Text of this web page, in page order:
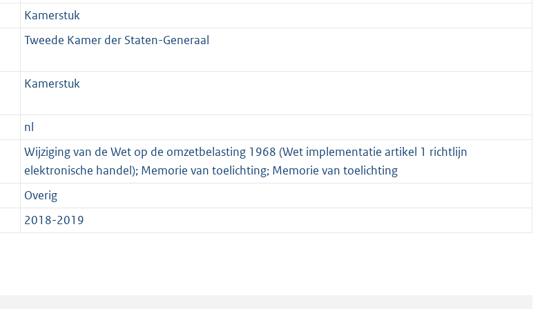
Kamerstuk
Tweede Kamer der Staten-Generaal
Kamerstuk
nl
Wijziging van de Wet op de omzetbelasting 1968 (Wet implementatie artikel 1 richtlijn
elektronische handel); Memorie van toelichting; Memorie van toelichting
Overig
2018-2019